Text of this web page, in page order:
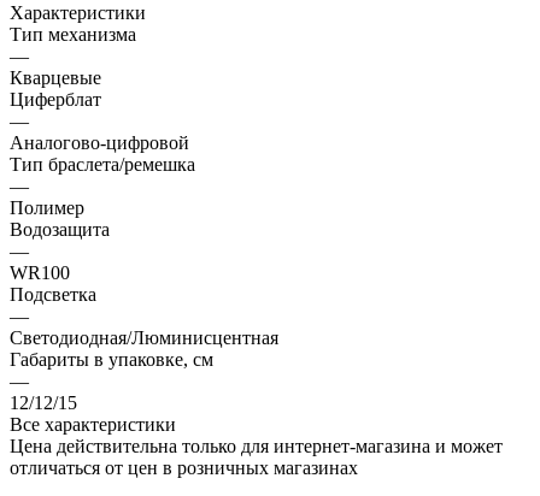
Характеристики
Тип механизма
—
Кварцевые
Циферблат
—
Аналогово-цифровой
Тип браслета/ремешка
—
Полимер
Водозащита
—
WR100
Подсветка
—
Светодиодная/Люминисцентная
Габариты в упаковке, см
—
12/12/15
Все характеристики
Цена действительна только для интернет-магазина и может
отличаться от цен в розничных магазинах